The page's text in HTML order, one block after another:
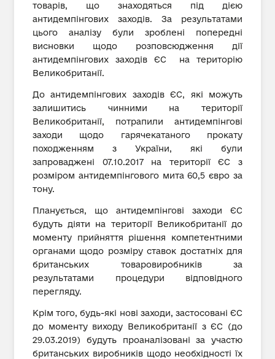
товарів, що знаходяться під дією
антидемпінгових заходів. За результатами
цього аналізу були зроблені попередні
висновки щодо розповсюдження дії
антидемпінгових заходів ЄС на територію
Великобританії.
До антидемпінгових заходів ЄС, які можуть
залишитись чинними на території
Великобританії, потрапили антидемпінгові
заходи щодо гарячекатаного прокату
походженням з України, які були
запроваджені 07.10.2017 на території ЄС з
розміром антидемпінгового мита 60,5 євро за
тону.
Планується, що антидемпінгові заходи ЄС
будуть діяти на території Великобританії до
моменту прийняття рішення компетентними
органами щодо розміру ставок достатніх для
британських товаровиробників за
результатами процедури відповідного
перегляду.
Крім того, будь-які нові заходи, застосовані ЄС
до моменту виходу Великобританії з ЄС (до
29.03.2019) будуть проаналізовані за участю
британських виробників щодо необхідності їх